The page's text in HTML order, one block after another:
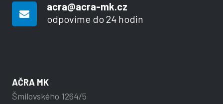
acra@acra-mk.cz
odpovíme do 24 hodin
AČRA MK
Šmilovského 1264/5